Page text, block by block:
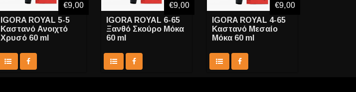
IGORA ROYAL 5-5
Καστανό Ανοιχτό
Χρυσό 60 ml
€9,00
IGORA ROYAL 6-65
Ξανθό Σκούρο Μόκα
60 ml
€9,00
IGORA ROYAL 4-65
Καστανό Μεσαίο
Μόκα 60 ml
€9,00